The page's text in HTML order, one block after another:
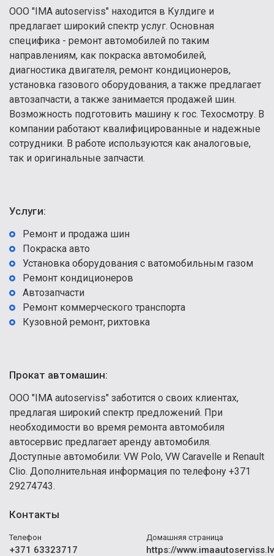
ООО "IMA autoserviss" находится в Кулдиге и
предлагает широкий спектр услуг. Основная
специфика - ремонт автомобилей по таким
направлениям, как покраска автомобилей,
диагностика двигателя, ремонт кондиционеров,
установка газового оборудования, а также предлагает
автозапчасти, а также занимается продажей шин.
Возможность подготовить машину к гос. Техосмотру. В
компании работают квалифицированные и надежные
сотрудники. В работе используются как аналоговые,
так и оригинальные запчасти.
Услуги:
Ремонт и продажа шин
Покраска авто
Установка оборудования с ватомобильным газом
Ремонт кондиционеров
Автозапчасти
Ремонт коммерческого транспорта
Кузовной ремонт, рихтовка
Прокат автомашин:
ООО "IMA autoserviss" заботится о своих клиентах,
предлагая широкий спектр предложений. При
необходимости во время ремонта автомобиля
автосервис предлагает аренду автомобиля.
Доступные автомобили: VW Polo, VW Caravelle и Renault
Clio. Дополнительная информация по телефону +371
29274743.
Контакты
Телефон
+371 63323717
Домашняя страница
https://www.imaautoserviss.lv